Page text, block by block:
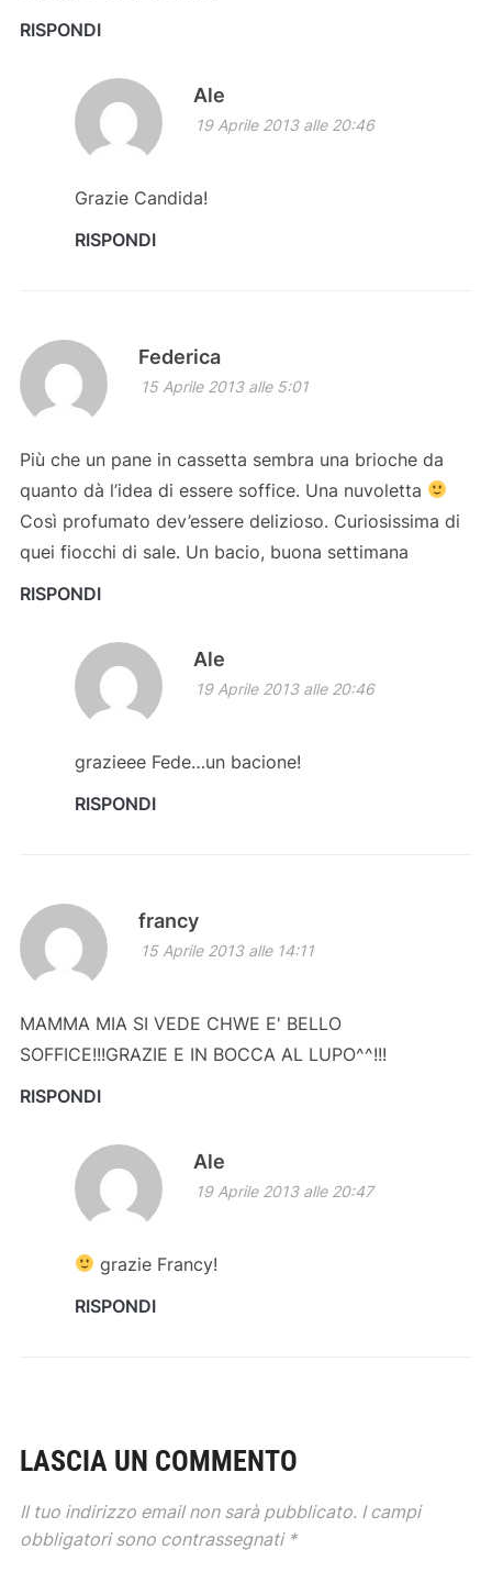
RISPONDI
Ale
19 Aprile 2013 alle 20:46
Grazie Candida!
RISPONDI
Federica
15 Aprile 2013 alle 5:01
Più che un pane in cassetta sembra una brioche da
quanto dà l’idea di essere soffice. Una nuvoletta
Così profumato dev’essere delizioso. Curiosissima di
quei fiocchi di sale. Un bacio, buona settimana
RISPONDI
Ale
19 Aprile 2013 alle 20:46
grazieee Fede…un bacione!
RISPONDI
francy
15 Aprile 2013 alle 14:11
MAMMA MIA SI VEDE CHWE E' BELLO
SOFFICE!!!GRAZIE E IN BOCCA AL LUPO^^!!!
RISPONDI
Ale
19 Aprile 2013 alle 20:47
grazie Francy!
RISPONDI
LASCIA UN COMMENTO
Il tuo indirizzo email non sarà pubblicato. I campi
obbligatori sono contrassegnati *